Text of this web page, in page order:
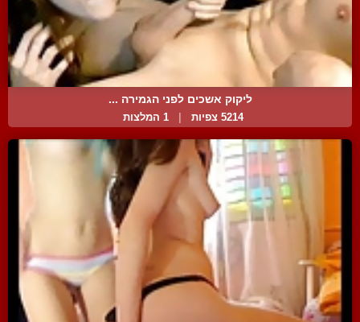
ליקוק אשכים לפני הגמירה ...
5214 צפיות 1 המלצות